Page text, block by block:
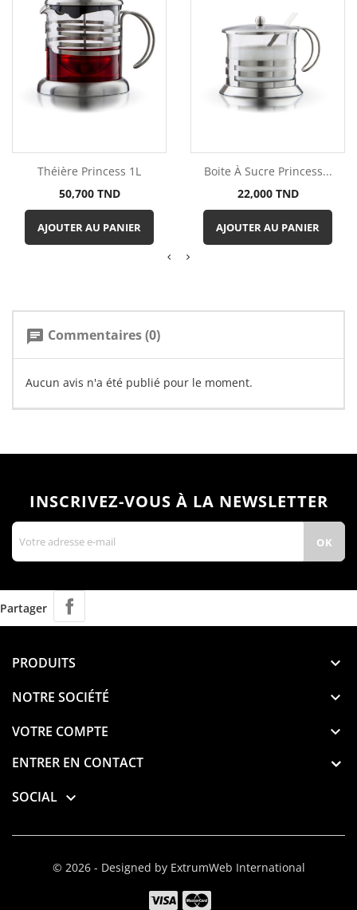
Théière Princess 1L
Prix
50,700 TND
AJOUTER AU PANIER
Boite À Sucre Princess...
Prix
22,000 TND
AJOUTER AU PANIER
chat Commentaires (0)
Aucun avis n'a été publié pour le moment.
INSCRIVEZ-VOUS À LA NEWSLETTER
Partager
PRODUITS 
NOTRE SOCIÉTÉ 
VOTRE COMPTE 
ENTRER EN CONTACT
SOCIAL 
© 2026 - Designed by ExtrumWeb International